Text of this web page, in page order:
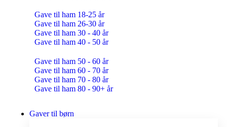
Gave til ham 18-25 år
Gave til ham 26-30 år
Gave til ham 30 - 40 år
Gave til ham 40 - 50 år
Gave til ham 50 - 60 år
Gave til ham 60 - 70 år
Gave til ham 70 - 80 år
Gave til ham 80 - 90+ år
Gaver til børn